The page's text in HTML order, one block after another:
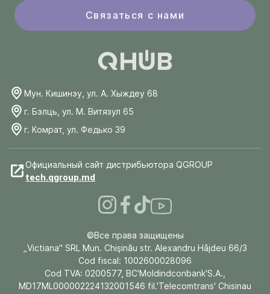
Связаться с нами
Мун. Кишинэу, ул. А. Хыждеу 68
г. Бэлць, ул. М. Витязул 65
г. Комрат, ул. Федько 39
Официальный сайт дистрибьютора QGROUP
tech.qgroup.md
©Все права защищены
„Victiana" SRL Mun. Chişinău str. Alexandru Hâjdeu 66/3
Cod fiscal: 1002600028096
Cod TVA: 0200577, BC'Moldindconbank'S.A.,
MD17ML000002224132001546 fil.'Telecomtrans' Chisinau